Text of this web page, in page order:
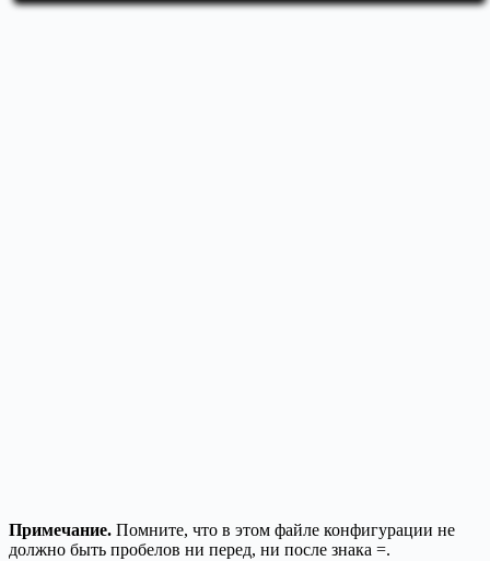
Примечание. Помните, что в этом файле конфигурации не
должно быть пробелов ни перед, ни после знака =.